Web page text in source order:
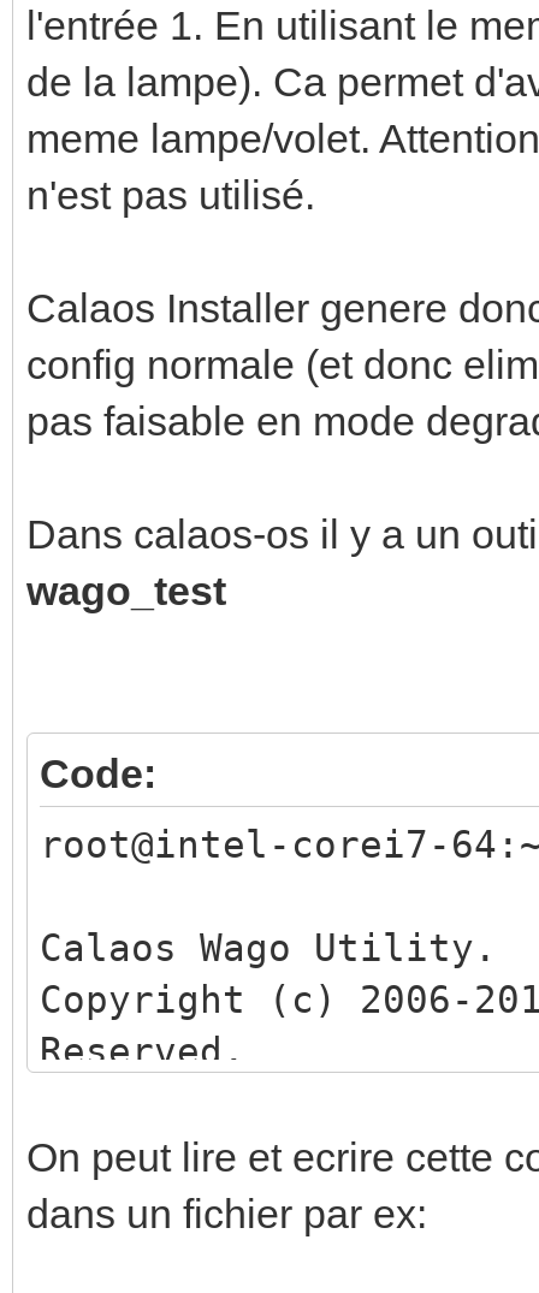
l'entrée 1. En utilisant le
de la lampe). Ca permet
meme lampe/volet.
n'est pas utilisé.
Calaos Installer genere
config normale (et donc
pas faisable en mode
Dans calaos-os il y a un
wago_test
Code:
root@intel-corei7-
Calaos Wago Utility.
Copyright (c) 2006-
Reserved.
config_wago Usage:
wago_test host
On peut lire et ecrire cette
dans un fichier par ex: